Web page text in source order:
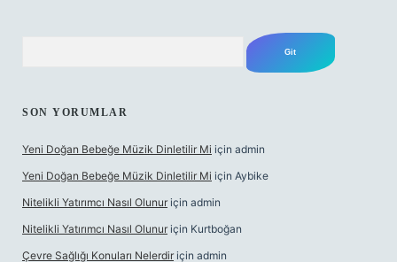
SON YORUMLAR
Yeni Doğan Bebeğe Müzik Dinletilir Mi için admin
Yeni Doğan Bebeğe Müzik Dinletilir Mi için Aybike
Nitelikli Yatırımcı Nasıl Olunur için admin
Nitelikli Yatırımcı Nasıl Olunur için Kurtboğan
Çevre Sağlığı Konuları Nelerdir için admin